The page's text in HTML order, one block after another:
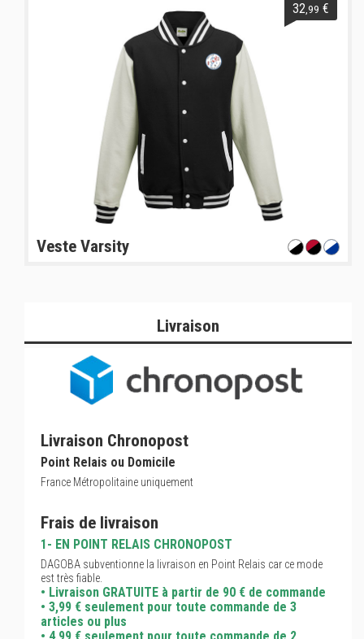
32 ,99 €
Veste Varsity
Livraison
Livraison Chronopost
Point Relais ou Domicile
France Métropolitaine uniquement
Frais de livraison
1- EN POINT RELAIS CHRONOPOST
DAGOBA subventionne la livraison en Point Relais car ce mode
est très fiable.
• Livraison GRATUITE à partir de 90 € de commande
• 3,99 € seulement pour toute commande de 3
articles ou plus